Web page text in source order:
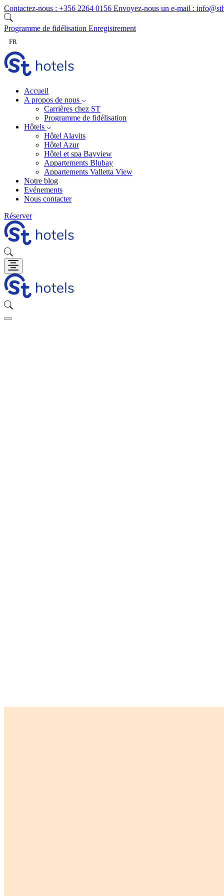
Skip to content
Contactez-nous : +356 2264 0156 Envoyez-nous un e-mail :
Programme de fidélisation Enregistrement
FR
Accueil
A propos de nous
Carrières chez ST
Programme de fidélisation
Hôtels
Hôtel Alavits
Hôtel Azur
Hôtel et spa Bayview
Appartements Blubay
Appartements Valletta View
Notre blog
Evénements
Nous contacter
Réserver